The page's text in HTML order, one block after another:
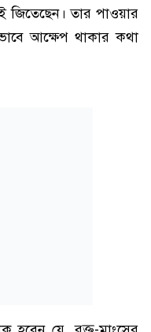
জিতেছেন। তার পাওয়ার
আক্ষেপ থাকার কথা